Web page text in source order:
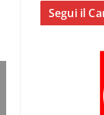
Segui il